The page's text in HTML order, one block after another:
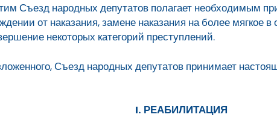
Съезд народных депутатов полагает необходимым
от наказания, замене наказания на более мягкое
некоторых категорий преступлений.
Съезд народных депутатов принимает
I. РЕАБИЛИТАЦИЯ